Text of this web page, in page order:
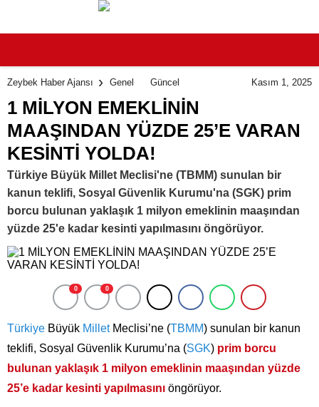
Zeybek Haber Ajansı Genel Güncel Kasım 1, 2025
1 MİLYON EMEKLİNİN
MAAŞINDAN YÜZDE 25’E VARAN
KESİNTİ YOLDA!
Türkiye Büyük Millet Meclisi'ne (TBMM) sunulan bir
kanun teklifi, Sosyal Güvenlik Kurumu'na (SGK) prim
borcu bulunan yaklaşık 1 milyon emeklinin maaşından
yüzde 25'e kadar kesinti yapılmasını öngörüyor.
0 0
Türkiye Büyük MilletMeclisi’ne (TBMM) sunulan bir kanun
teklifi, Sosyal Güvenlik Kurumu’na (SGK) prim borcu
bulunan yaklaşık 1 milyon emeklinin maaşından yüzde
25’e kadar kesinti yapılmasını öngörüyor.